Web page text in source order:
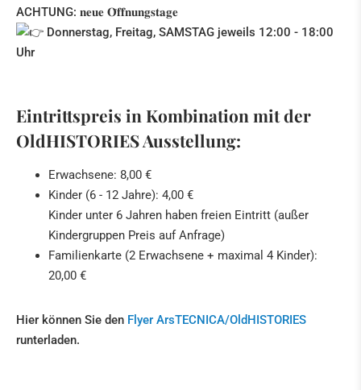
ACHTUNG: 𝐧𝐞𝐮𝐞 𝐎̈𝐟𝐟𝐧𝐮𝐧𝐠𝐬𝐭𝐚𝐠𝐞
Donnerstag, Freitag, SAMSTAG jeweils 12:00 - 18:00
Uhr
Eintrittspreis in Kombination mit der
OldHISTORIES Ausstellung:
Erwachsene: 8,00 €
Kinder (6 - 12 Jahre): 4,00 €
Kinder unter 6 Jahren haben freien Eintritt (außer
Kindergruppen Preis auf Anfrage)
Familienkarte (2 Erwachsene + maximal 4 Kinder):
20,00 €
Hier können Sie den Flyer ArsTECNICA/OldHISTORIES
runterladen.